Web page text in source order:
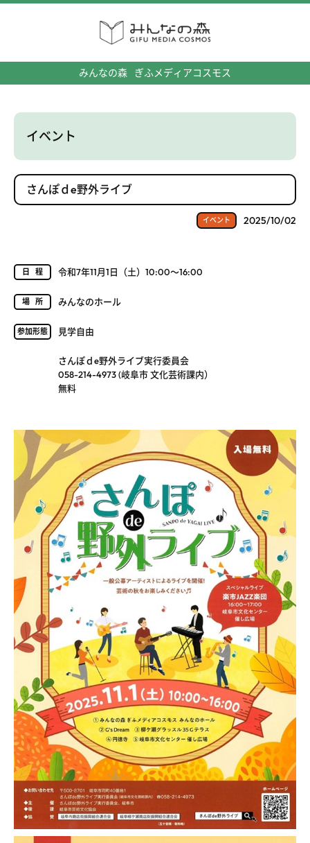
みんなの森 ぎふメディアコスモス
イベント
さんぽｄe野外ライブ
イベント 2025/10/02
日程 令和7年11月1日（土）10:00～16:00
場所 みんなのホール
参加形態 見学自由
さんぽｄe野外ライブ実行委員会
058-214-4973 (岐阜市 文化芸術課内）
無料